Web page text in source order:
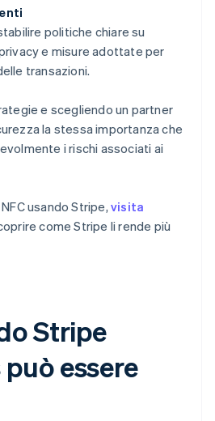
politiche chiare su
e misure adottate per
transazioni.
e scegliendo un partner
la stessa importanza che
i rischi associati ai
usando Stripe, visita
come Stripe li rende più
Stripe
essere